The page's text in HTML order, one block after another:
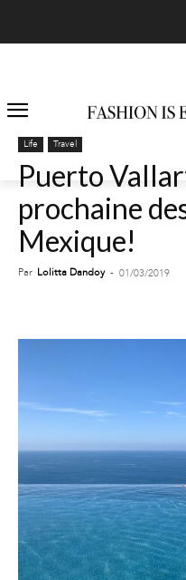
Life Travel
Puerto
prochaine
Mexique!
Par Lolitta Dandoy - 01/03/2019